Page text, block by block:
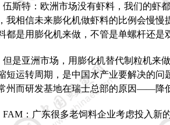
伍斯特：欧洲市场没有虾料，我们的虾
我相信未来膨化机做虾料的比例会慢慢
都是用膨化机来做，不管是单螺杆还是
但是亚洲市场，用膨化机替代制粒机来
短运转周期，是中国水产业要解决的
州而研发基地在瑞士总部的原因——降
FAM ：广东很多老饲料企业考虑投入新